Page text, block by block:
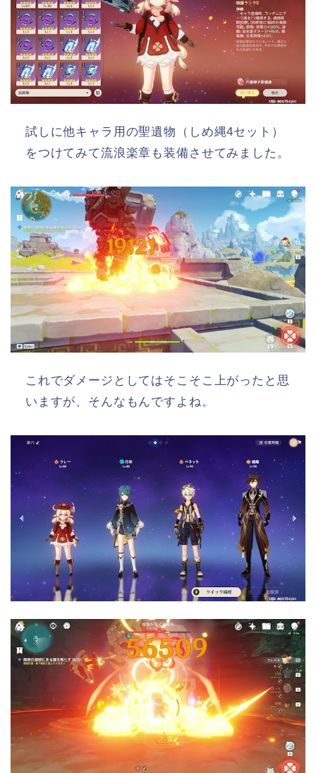
試しに他キャラ用の聖遺物（しめ縄4セット）
をつけてみて流浪楽章も装備させてみました。
これでダメージとしてはそこそこ上がったと思
いますが、そんなもんですよね。